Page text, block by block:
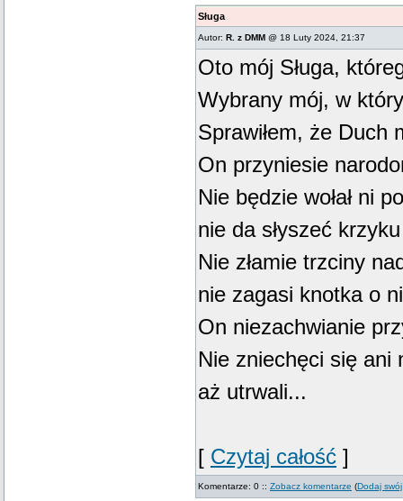
Sługa
Autor: R. z DMM @ 18 Luty 2024, 21:37
Oto mój Sługa,
Wybrany mój, w
Sprawiłem, że Duch
On przyniesie
Nie będzie wołał ni
nie da słyszeć
Nie złamie trzciny
nie zagasi knotka o
On niezachwianie
Nie zniechęci się ani
aż utrwali...
[ Czytaj całość ]
Komentarze: 0 :: Zobacz komentarze (Dodaj